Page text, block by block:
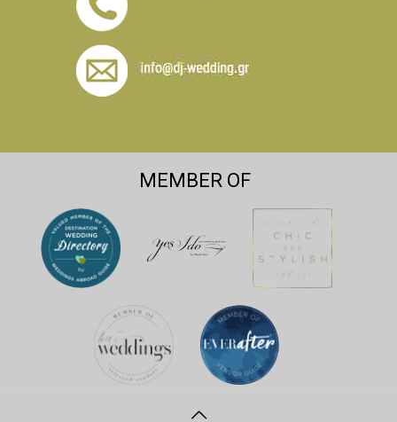
MEMBER OF